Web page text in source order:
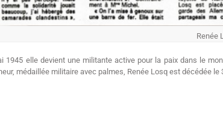
Renée
elle devient une militante active pour la paix dans le
médaillée militaire avec palmes, Renée Losq est décédée le